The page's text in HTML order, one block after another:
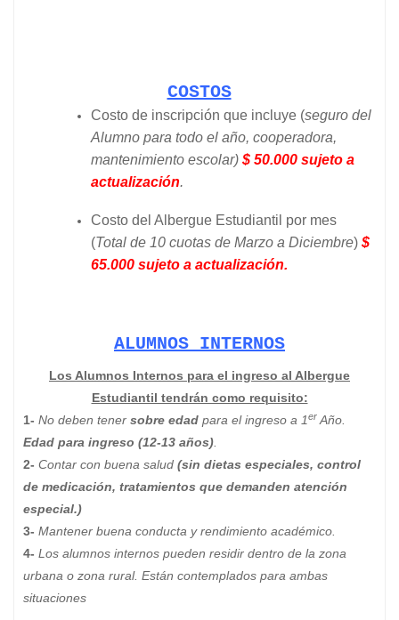
COSTOS
Costo de inscripción que incluye (seguro del
Alumno para todo el año, cooperadora,
mantenimiento escolar) $ 50.000 sujeto a
actualización.
Costo del Albergue Estudiantil por mes
(Total de 10 cuotas de Marzo a Diciembre) $
65.000 sujeto a actualización.
ALUMNOS INTERNOS
Los Alumnos Internos para el ingreso al Albergue
Estudiantil tendrán como requisito:
1- No deben tener sobre edad para el ingreso a 1er Año.
Edad para ingreso (12-13 años)
2- Contar con buena salud (sin dietas especiales, control
de medicación, tratamientos que demanden atención
especial.)
3- Mantener buena conducta y rendimiento académico.
4- Los alumnos internos pueden residir dentro de la zona
urbana o zona rural. Están contemplados para ambas
situaciones